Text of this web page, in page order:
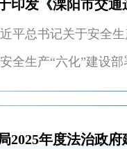
总书记关于安全生
全生产“六化”建设
安全治理体系和能
2025年度法治政